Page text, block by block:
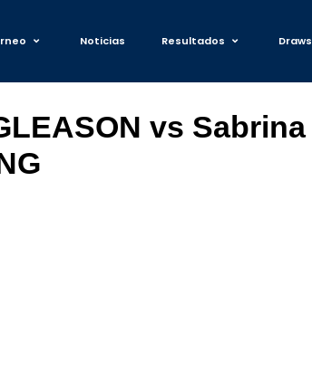
Noticias Resultados Draws
vs Sabrina